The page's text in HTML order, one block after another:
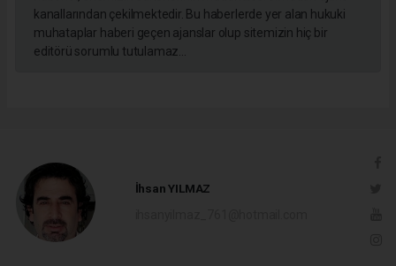
kanallarından çekilmektedir. Bu haberlerde yer alan hukuki
muhataplar haberi geçen ajanslar olup sitemizin hiç bir
editörü sorumlu tutulamaz...
İhsan YILMAZ